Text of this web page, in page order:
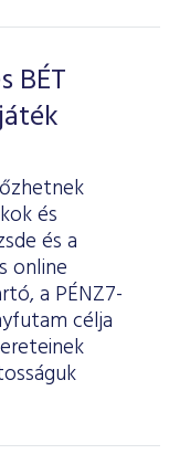
BÉT
és
és a
online
a PÉNZ7-
célja